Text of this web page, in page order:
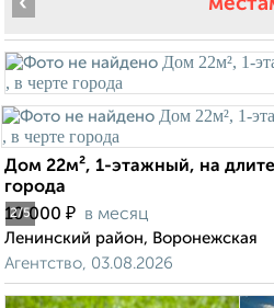
2/5
Дом 22м², 1-этажный, на
города
10 000 ₽ в месяц
Ленинский район, Воронежская
Агентство, 03.08.2026